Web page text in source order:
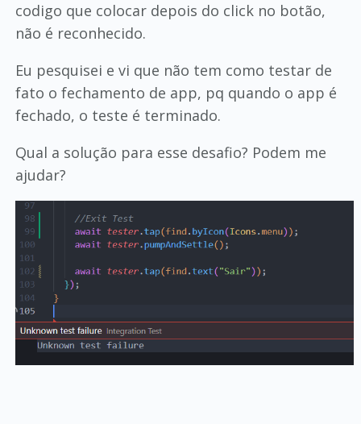
codigo que colocar depois do click no botão,
não é reconhecido.
Eu pesquisei e vi que não tem como testar de
fato o fechamento de app, pq quando o app é
fechado, o teste é terminado.
Qual a solução para esse desafio? Podem me
ajudar?